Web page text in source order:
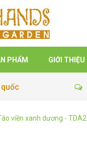
PHẨM GIỚI THIỆU
viền xanh dương -